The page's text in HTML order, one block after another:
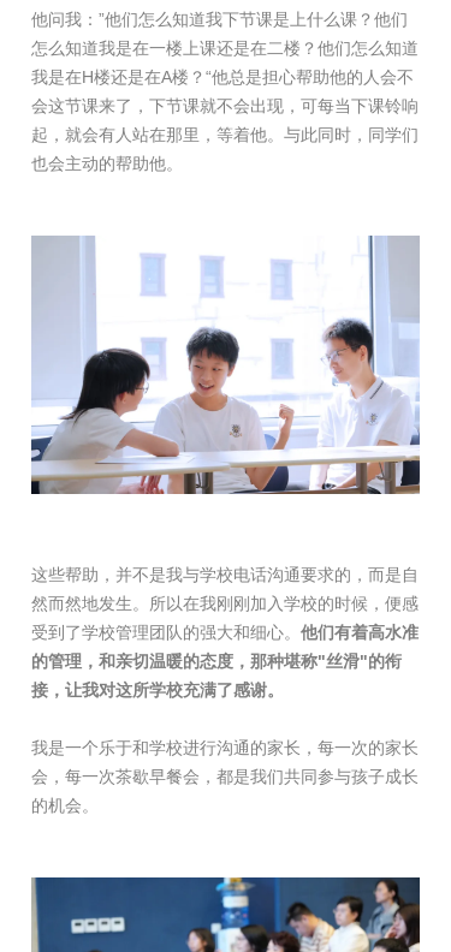
他问我：”他们怎么知道我下节课是上什么课？他们
怎么知道我是在一楼上课还是在二楼？他们怎么知道
我是在H楼还是在A楼？“他总是担心帮助他的人会不
会这节课来了，下节课就不会出现，可每当下课铃响
起，就会有人站在那里，等着他。与此同时，同学们
也会主动的帮助他。
这些帮助，并不是我与学校电话沟通要求的，而是自
然而然地发生。所以在我刚刚加入学校的时候，便感
受到了学校管理团队的强大和细心。 他们有着高水准
的管理，和亲切温暖的态度，那种堪称"丝滑"的衔
接，让我对这所学校充满了感谢。
我是一个乐于和学校进行沟通的家长，每一次的家长
会，每一次茶歇早餐会，都是我们共同参与孩子成长
的机会。